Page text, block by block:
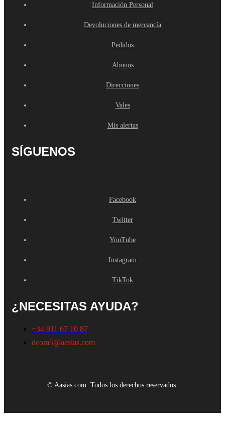
Información Personal
Devoluciones de mercancía
Pedidos
Abonos
Direcciones
Vales
Mis alertas
SÍGUENOS
Facebook
Twitter
YouTube
Instagram
TikTok
¿NECESITAS AYUDA?
+34 911 67 10 87
dcom5@aasias.com
© Aasias.com. Todos los derechos reservados.